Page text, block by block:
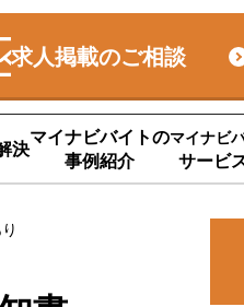
求人掲載のご相談
決
マイナビバイトの
事例紹介
マイナビ
サービ